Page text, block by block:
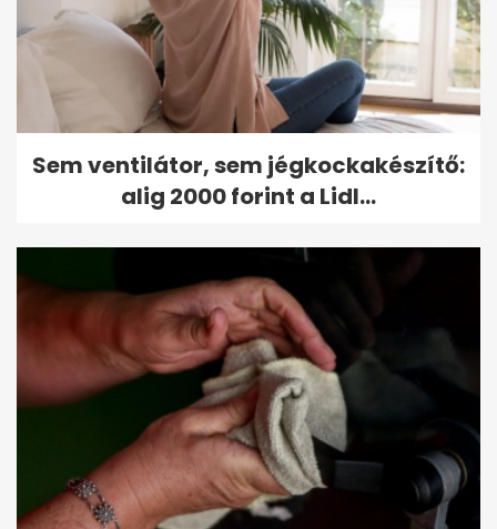
Sem ventilátor, sem jégkockakészítő:
alig 2000 forint a Lidl...